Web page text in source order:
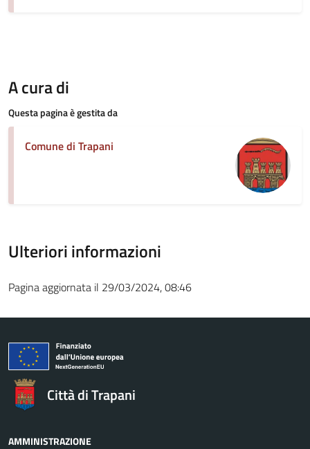
A cura di
Questa pagina è gestita da
Comune di Trapani
Ulteriori informazioni
Pagina aggiornata il 29/03/2024, 08:46
Città di Trapani
AMMINISTRAZIONE